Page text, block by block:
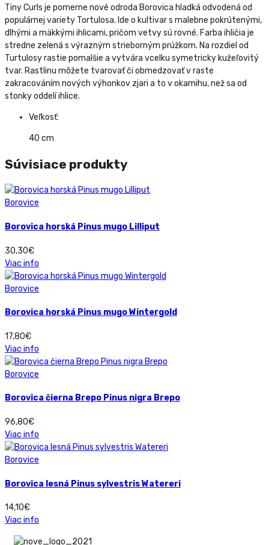
Tiny Curls je pomerne nové odroda Borovica hladká odvodená od
populárnej variety Tortulosa. Ide o kultivar s malebne pokrútenými,
dlhými a mäkkými ihlicami, pričom vetvy sú rovné. Farba ihličia je
stredne zelená s výrazným strieborným prúžkom. Na rozdiel od
Turtulosy rastie pomalšie a vytvára vcelku symetricky kužeľovitý
tvar. Rastlinu môžete tvarovať či obmedzovať v raste
zakracováním nových výhonkov zjari a to v okamihu, než sa od
stonky oddelí ihlice.
Veľkosť:
40 cm
Súvisiace produkty
Borovice
Borovica horská Pinus mugo Lilliput
30,30€
Viac info
Borovice
Borovica horská Pinus mugo Wintergold
17,80€
Viac info
Borovice
Borovica čierna Brepo Pinus nigra Brepo
96,80€
Viac info
Borovice
Borovica lesná Pinus sylvestris Watereri
14,10€
Viac info